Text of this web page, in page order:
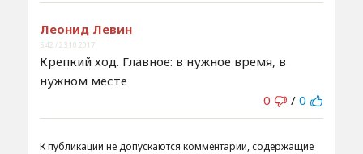
Леонид Левин
5:42 / 23.10.2017
Крепкий ход. Главное: в нужное время, в
нужном месте
0
/ 0
К публикации не допускаются комментарии, содержащие